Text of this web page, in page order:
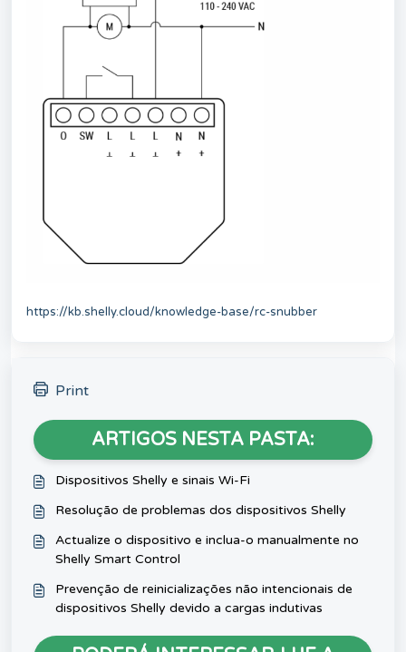
https://kb.shelly.cloud/knowledge-base/rc-snubber
Print
ARTIGOS NESTA PASTA:
Dispositivos Shelly e sinais Wi-Fi
Resolução de problemas dos dispositivos Shelly
Actualize o dispositivo e inclua-o manualmente no
Shelly Smart Control
Prevenção de reinicializações não intencionais de
dispositivos Shelly devido a cargas indutivas